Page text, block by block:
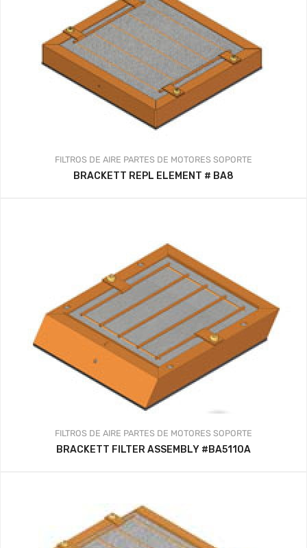
FILTROS DE AIRE PARTES DE MOTORES SOPORTE
BRACKETT REPL ELEMENT # BA8
FILTROS DE AIRE PARTES DE MOTORES SOPORTE
BRACKETT FILTER ASSEMBLY #BA5110A